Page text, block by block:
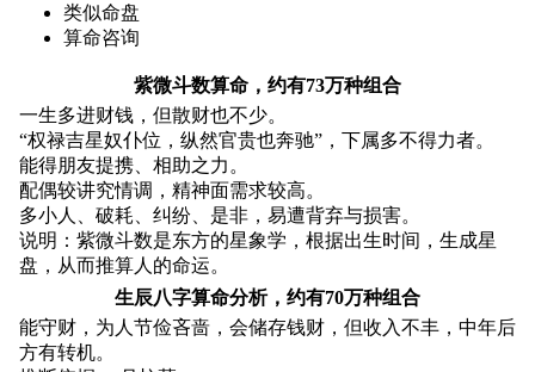
类似命盘
算命咨询
紫微斗数算命，约有73万种组合
一生多进财钱，但散财也不少。
“权禄吉星奴仆位，纵然官贵也奔驰”，下属多不得力者。
能得朋友提携、相助之力。
配偶较讲究情调，精神面需求较高。
多小人、破耗、纠纷、是非，易遭背弃与损害。
说明：紫微斗数是东方的星象学，根据出生时间，生成星
盘，从而推算人的命运。
生辰八字算命分析，约有70万种组合
能守财，为人节俭吝啬，会储存钱财，但收入不丰，中年后
方有转机。